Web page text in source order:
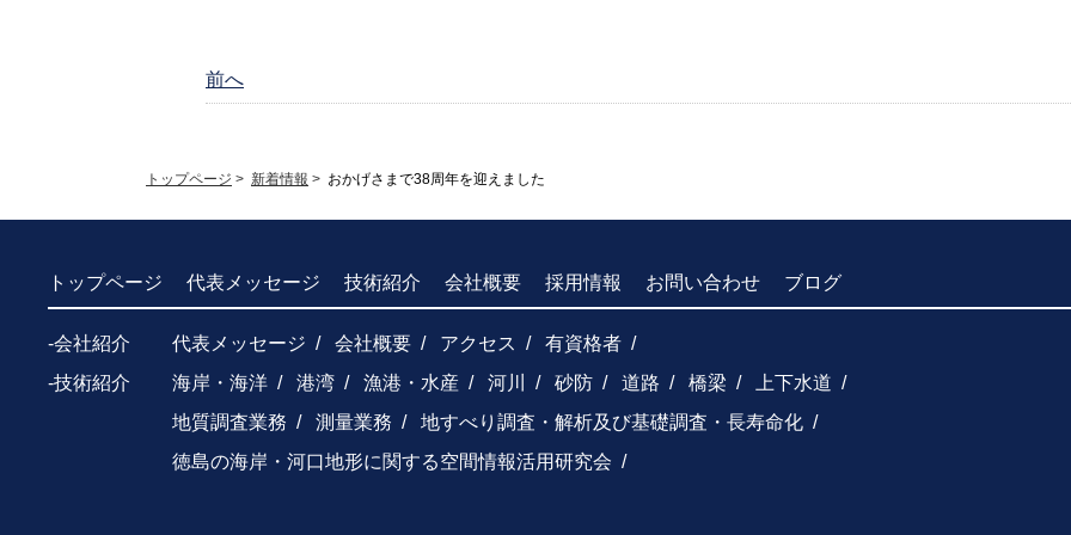
前へ
トップページ > 新着情報 > おかげさまで38周年を迎えました
トップページ 代表メッセージ 技術紹介 会社概要 採用情報 お問い合わせ ブログ
-会社紹介 代表メッセージ 会社概要 アクセス
有資格者
-技術紹介
海岸・海洋 港湾 漁港・水産 河川 砂防 道路 橋梁
上下水道
地質調査業務
測量業務
地すべり調査・解析及び基礎調査・長寿命化
徳島の海岸・河口地形に関する空間情報活用研究会